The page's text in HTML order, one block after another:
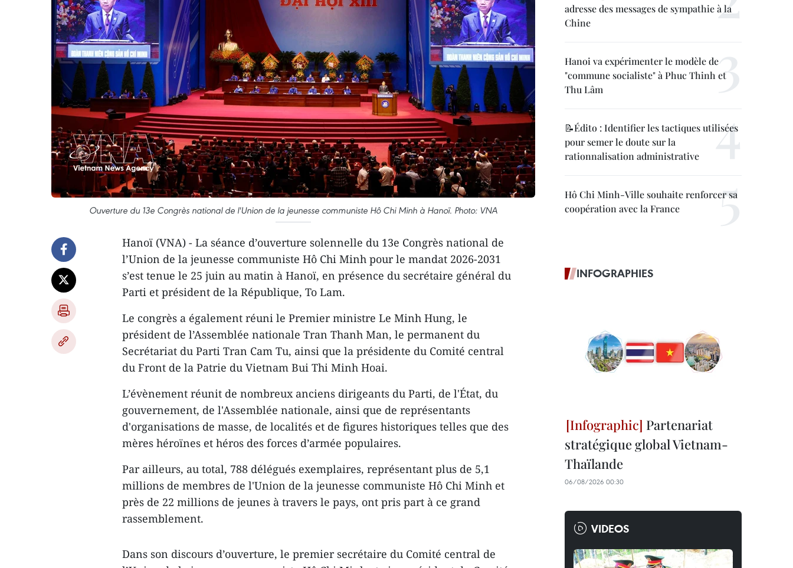
Ouverture du 13e Congrès national de l'Union de la jeunesse communiste Hô Chi Minh à Hanoï. Photo: VNA
Hanoï (VNA) - La séance d’ouverture solennelle du 13e Congrès national de
l’Union de la jeunesse communiste Hô Chi Minh pour le mandat 2026-2031
s’est tenue le 25 juin au matin à Hanoï, en présence du secrétaire général du
Parti et président de la République, To Lam.
Le congrès a également réuni le Premier ministre Le Minh Hung, le
président de l’Assemblée nationale Tran Thanh Man, le permanent du
Secrétariat du Parti Tran Cam Tu, ainsi que la présidente du Comité central
du Front de la Patrie du Vietnam Bui Thi Minh Hoai.
L’évènement réunit de nombreux anciens dirigeants du Parti, de l'État, du
gouvernement, de l'Assemblée nationale, ainsi que de représentants
d'organisations de masse, de localités et de figures historiques telles que des
mères héroïnes et héros des forces d’armée populaires.
Par ailleurs, au total, 788 délégués exemplaires, représentant plus de 5,1
millions de membres de l'Union de la jeunesse communiste Hô Chi Minh et
près de 22 millions de jeunes à travers le pays, ont pris part à ce grand
rassemblement.
Dans son discours d’ouverture, le premier secrétaire du Comité central de
adresse des messages de sympathie à la
Chine
Hanoi va expérimenter le modèle de
"commune socialiste" à Phuc Thinh et
Thu Lâm
📝Édito : Identifier les tactiques utilisées
pour semer le doute sur la
rationnalisation administrative
Hô Chi Minh-Ville souhaite renforcer sa
coopération avec la France
INFOGRAPHIES
Partenariat
stratégique global Vietnam-
Thaïlande
06/08/2026 00:30
VIDEOS